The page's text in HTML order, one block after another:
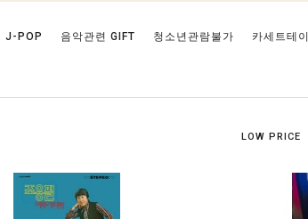
J-POP 음악관련 GIFT 청소년관람불가 카세트테
LOW PRICE